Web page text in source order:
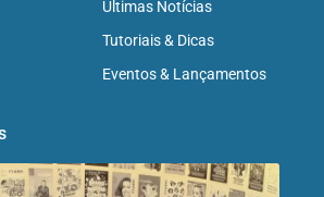
Últimas Notícias
Tutoriais & Dicas
Eventos & Lançamentos